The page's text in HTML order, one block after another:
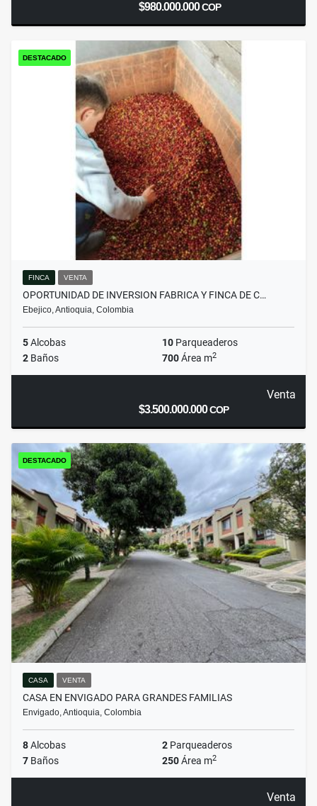
$980.000.000COP
DESTACADO
FINCA VENTA
OPORTUNIDAD DE INVERSION FABRICA Y FINCA DE C…
Ebejico, Antioquia, Colombia
5Alcobas 10 Parqueaderos
2 Baños 700Área m2
Venta
$3.500.000.000COP
DESTACADO
CASA VENTA
CASA EN ENVIGADO PARA GRANDES FAMILIAS
Envigado, Antioquia, Colombia
8Alcobas 2 Parqueaderos
7 Baños 250Área m2
Venta